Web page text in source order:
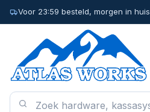
Voor 23:59 besteld, morgen in huis